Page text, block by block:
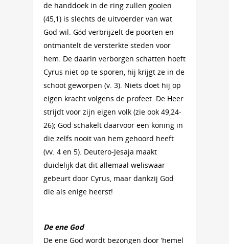
de handdoek in de ring zullen gooien
(45,1) is slechts de uitvoerder van wat
God wil. Gód verbrijzelt de poorten en
ontmantelt de versterkte steden voor
hem. De daarin verborgen schatten hoeft
Cyrus niet op te sporen, hij krijgt ze in de
schoot geworpen (v. 3). Niets doet hij op
eigen kracht volgens de profeet. De Heer
strijdt voor zijn eigen volk (zie ook 49,24-
26); God schakelt daarvoor een koning in
die zelfs nooit van hem gehoord heeft
(vv. 4 en 5). Deutero-Jesaja maakt
duidelijk dat dit allemaal weliswaar
gebeurt door Cyrus, maar dankzij God
die als enige heerst!
De ene God
De ene God wordt bezongen door ‘hemel